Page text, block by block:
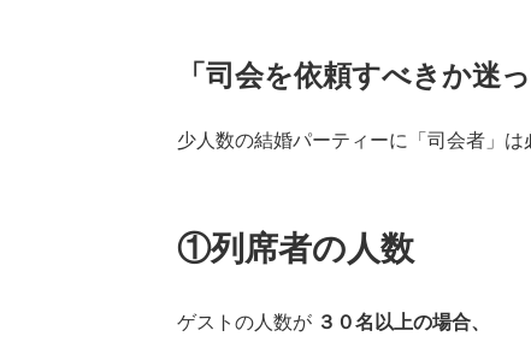
「司会を依頼すべきか迷
少人数の結婚パーティーに「司会者」
①列席者の人数
ゲストの人数が ３０名以上の場合、